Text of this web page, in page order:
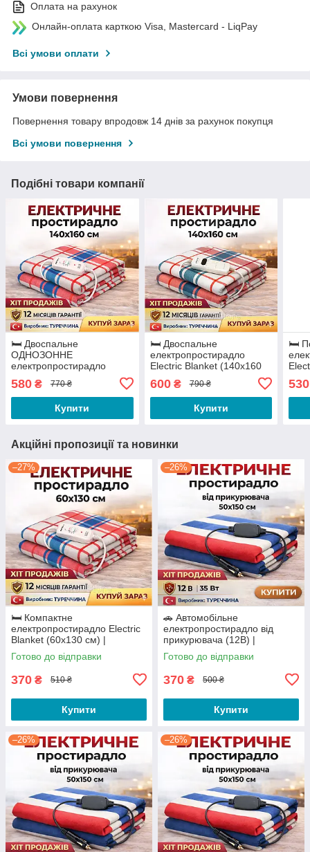
Оплата на рахунок
Онлайн-оплата карткою Visa, Mastercard - LiqPay
Всі умови оплати
Умови повернення
Повернення товару впродовж 14 днів за рахунок покупця
Всі умови повернення
Подібні товари компанії
🛏️ Двоспальне
ОДНОЗОННЕ
електропростирадло
Electric Blanket (140х160
см) | Турецька якість
580 ₴ 770 ₴
Купити
🛏️ Двоспальне
електропростирадло
Electric Blanket (140х160
см) | Двозонне керування,
Туреччина
600₴ 790 ₴
Купити
🛏️
530
Акційні пропозиції та новинки
–27%
🛏️ Компактне
електропростирадло Electric
Blanket (60х130 см) |
Щільність 500 г/м², Туреччина
Готово до відправки
370 ₴ 510 ₴
Купити
–26%
🚗 Автомобільне
електропростирадло від
прикурювача (12В) |
Електрогрілка 50×150 см (35
Вт)
Готово до відправки
370 ₴ 500 ₴
Купити
–26% –26%